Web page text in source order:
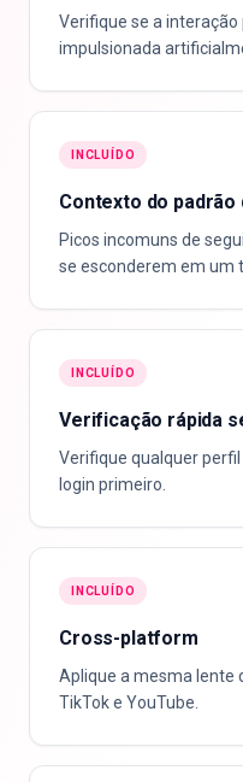
Verifique se a
impulsionada
INCLUÍDO
Contexto do
Picos incomuns de
se esconderem em um
INCLUÍDO
Verificação rápida
Verifique qualquer
login primeiro.
INCLUÍDO
Cross-platform
Aplique a mesma lente
TikTok e YouTube.